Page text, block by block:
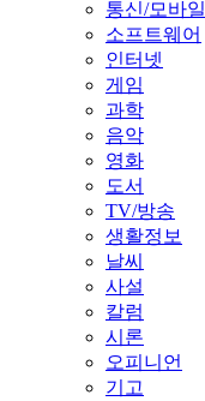
통신/모바일
소프트웨어
인터넷
게임
과학
음악
영화
도서
TV/방송
생활정보
날씨
사설
칼럼
시론
오피니언
기고